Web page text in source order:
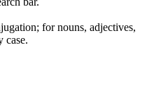
for nouns, adjectives,
case.